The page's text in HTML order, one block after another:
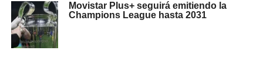
Movistar Plus+ seguirá emitiendo la
Champions League hasta 2031